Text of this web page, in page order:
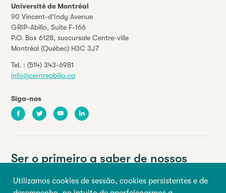
Utilizamos cookies de sessão, cookies persistentes e de
Université de Montréal
90 Vincent-d’Indy Avenue
GRIP-Abilio, Suite F-166
P.O. Box 6128, succursale Centre-ville
Montréal (Québec) H3C 3J7
Tel. : (514) 343-6981
info@centreabilio.ca
Siga-nos
FacebookTwitter YoutubeLinkedIn
Ser o primeiro a saber de nossos